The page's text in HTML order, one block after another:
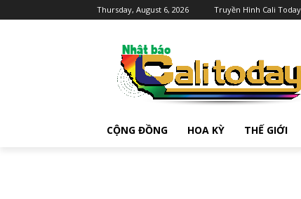
Thursday, August 6, 2026 Truyền Hình Cali Today
CỘNG ĐỒNG HOA KỲ THẾ GIỚI